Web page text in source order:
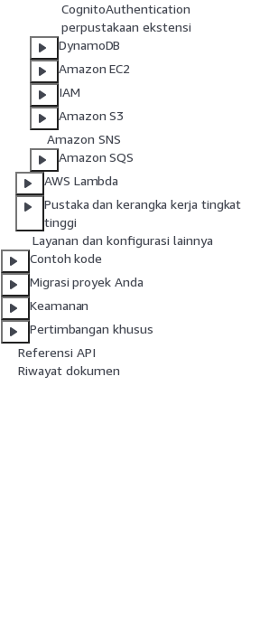
CognitoAuthentication
perpustakaan ekstensi
DynamoDB
Amazon EC2
IAM
Amazon S3
Amazon SNS
Amazon SQS
AWS Lambda
Pustaka dan kerangka kerja tingkat
tinggi
Layanan dan konfigurasi lainnya
Contoh kode
Migrasi proyek Anda
Keamanan
Pertimbangan khusus
Referensi API
Riwayat dokumen